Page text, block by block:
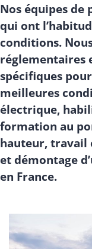
Nos équipes de
qui ont
conditions.
réglementaires
spécifiques
meilleures
électrique,
formation au
hauteur, travail
et démontage
en France.